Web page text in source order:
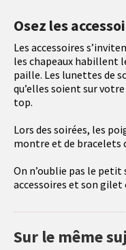
Osez les
Les accessoires
les chapeaux habillent
paille. Les lunettes de
qu’elles soient sur
top.
Lors des soirées, les
montre et de bracelets
On n’oublie pas le petit
accessoires et son gilet
Sur le même